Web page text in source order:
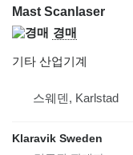
Mast Scanlaser
경매
기타 산업기계
스웨덴, Karlstad
Klaravik Sweden